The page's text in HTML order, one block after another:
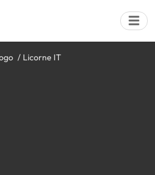
Licorne IT